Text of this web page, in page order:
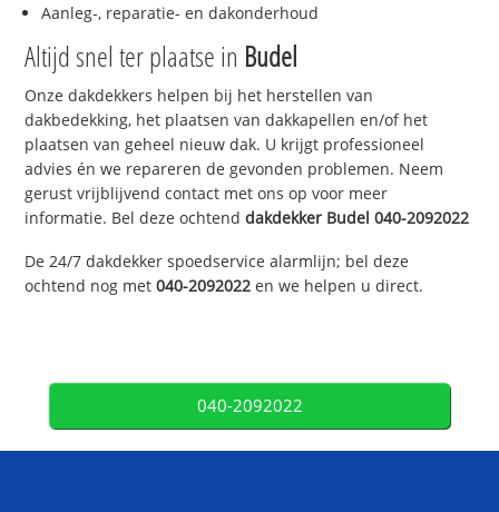
Aanleg-, reparatie- en dakonderhoud
Altijd snel ter plaatse in Budel
Onze dakdekkers helpen bij het herstellen van
dakbedekking, het plaatsen van dakkapellen en/of het
plaatsen van geheel nieuw dak. U krijgt professioneel
advies én we repareren de gevonden problemen. Neem
gerust vrijblijvend contact met ons op voor meer
informatie. Bel deze ochtenddakdekker Budel 040-2092022
De 24/7 dakdekker spoedservice alarmlijn; bel deze
ochtend nog met040-2092022 en we helpen u direct.
040-2092022